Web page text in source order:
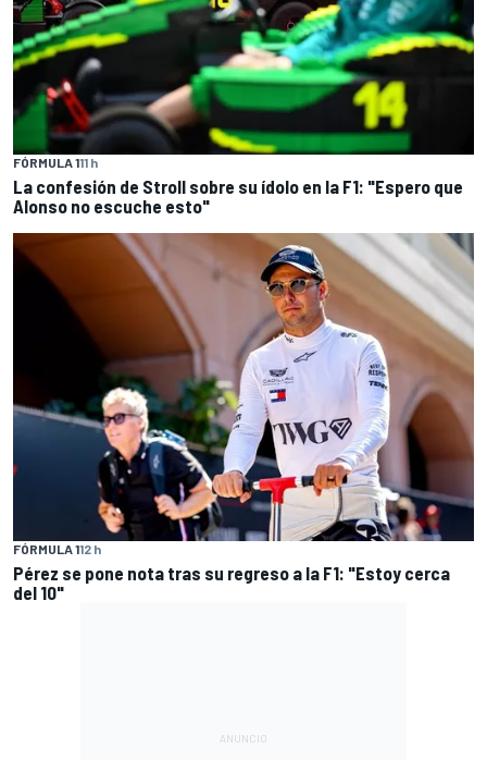
FÓRMULA 111 h
La confesión de Stroll sobre su ídolo en la F1: "Espero que
Alonso no escuche esto"
FÓRMULA 112 h
Pérez se pone nota tras su regreso a la F1: "Estoy cerca
del 10"